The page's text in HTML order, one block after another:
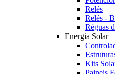
Relés
Relés -
Réguas
Energia Solar
Kits